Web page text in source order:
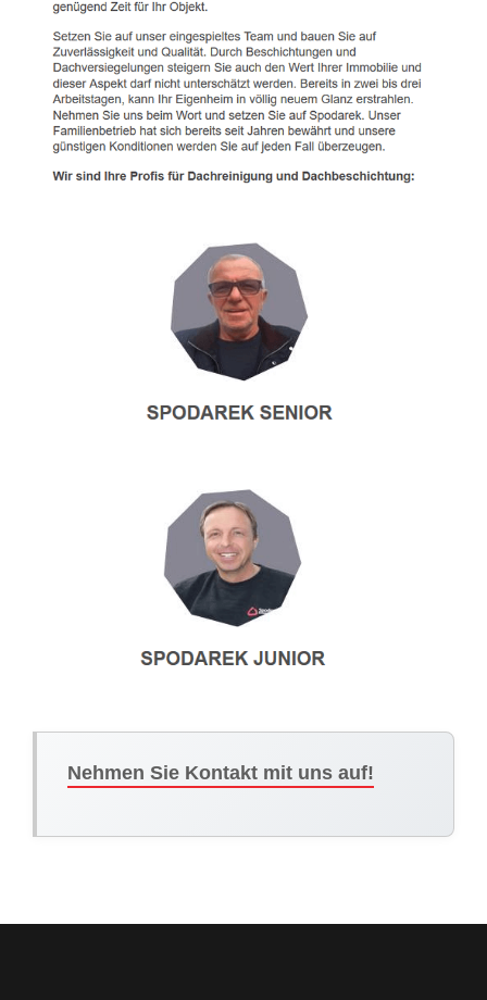
Nehmen Sie Kontakt mit uns auf!